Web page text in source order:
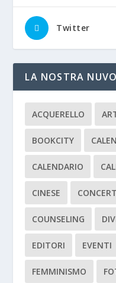
Twitter
LA NOSTRA
ACQUERELLO
BOOKCITY
CALENDARIO
CINESE
COUNSELING
EDITORI EVENTI
FEMMINISMO